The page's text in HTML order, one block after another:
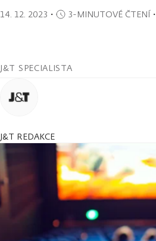
14. 12. 2023 ・ 3-MINUTOVÉ ČTENÍ・
J&T SPECIALISTA
J&T REDAKCE